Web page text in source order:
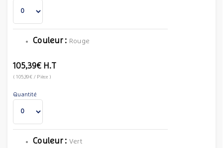
Couleur : Rouge
105,39€ H.T
(105,39€/ Pièce )
Quantité
Couleur : Vert